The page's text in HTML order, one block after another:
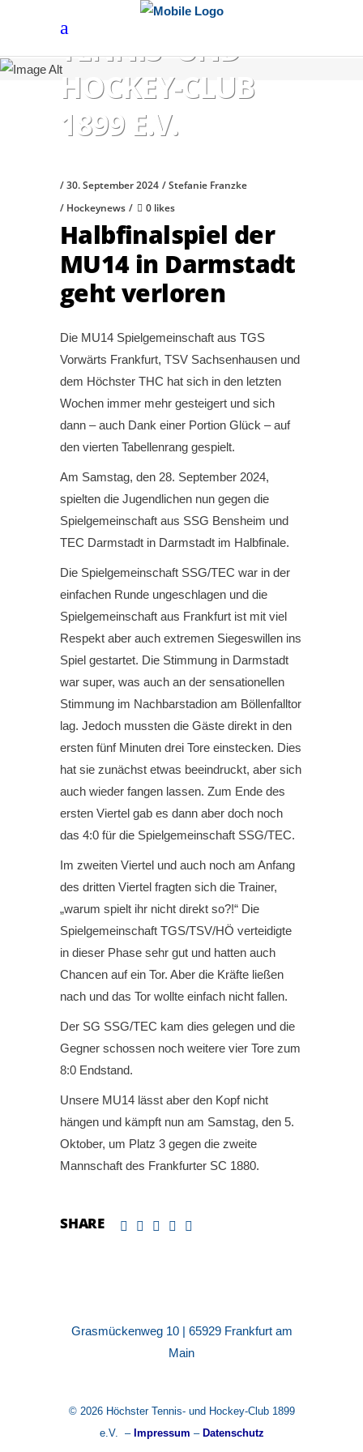
HÖCHSTER
TENNIS- UND
HOCKEY-CLUB
1899 E.V.
30. September 2024
Stefanie Franzke
Hockeynews
0 likes
Halbfinalspiel der
MU14 in Darmstadt
geht verloren
Die MU14 Spielgemeinschaft aus TGS
Vorwärts Frankfurt, TSV Sachsenhausen und
dem Höchster THC hat sich in den letzten
Wochen immer mehr gesteigert und sich
dann – auch Dank einer Portion Glück – auf
den vierten Tabellenrang gespielt.
Am Samstag, den 28. September 2024,
spielten die Jugendlichen nun gegen die
Spielgemeinschaft aus SSG Bensheim und
TEC Darmstadt in Darmstadt im Halbfinale.
Die Spielgemeinschaft SSG/TEC war in der
einfachen Runde ungeschlagen und die
Spielgemeinschaft aus Frankfurt ist mit viel
Respekt aber auch extremen Siegeswillen ins
Spiel gestartet. Die Stimmung in Darmstadt
war super, was auch an der sensationellen
Stimmung im Nachbarstadion am Böllenfalltor
lag. Jedoch mussten die Gäste direkt in den
ersten fünf Minuten drei Tore einstecken. Dies
hat sie zunächst etwas beeindruckt, aber sich
auch wieder fangen lassen. Zum Ende des
ersten Viertel gab es dann aber doch noch
das 4:0 für die Spielgemeinschaft SSG/TEC.
Im zweiten Viertel und auch noch am Anfang
des dritten Viertel fragten sich die Trainer,
„warum spielt ihr nicht direkt so?!“ Die
Spielgemeinschaft TGS/TSV/HÖ verteidigte
in dieser Phase sehr gut und hatten auch
Chancen auf ein Tor. Aber die Kräfte ließen
nach und das Tor wollte einfach nicht fallen.
Der SG SSG/TEC kam dies gelegen und die
Gegner schossen noch weitere vier Tore zum
8:0 Endstand.
Unsere MU14 lässt aber den Kopf nicht
hängen und kämpft nun am Samstag, den 5.
Oktober, um Platz 3 gegen die zweite
Mannschaft des Frankfurter SC 1880.
SHARE
Grasmückenweg 10 | 65929 Frankfurt am
Main
© 2026 Höchster Tennis- und Hockey-Club 1899
e.V. – Impressum – Datenschutz